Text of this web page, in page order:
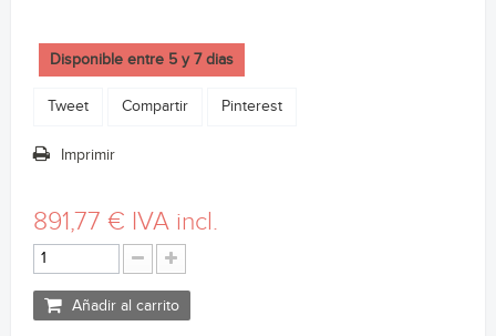
Disponible entre 5 y 7 dias
Tweet Compartir Pinterest
Imprimir
891,77 € IVA incl.
Añadir al carrito